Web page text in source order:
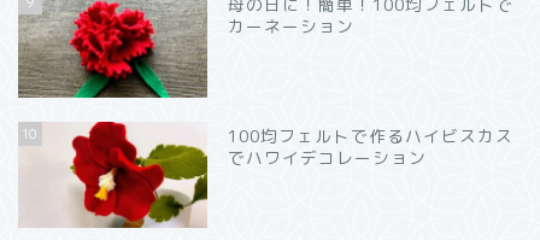
母の日に！簡単！100均フェルトで
カーネーション
10
100均フェルトで作るハイビスカス
でハワイデコレーション